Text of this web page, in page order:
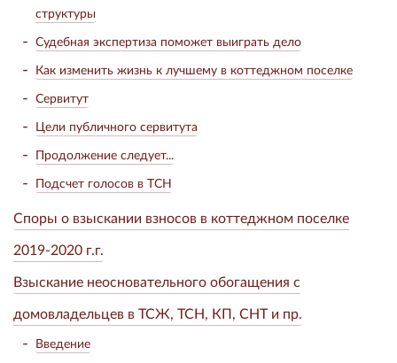
структуры
Судебная экспертиза поможет выиграть дело
Как изменить жизнь к лучшему в коттеджном поселке
Сервитут
Цели публичного сервитута
Продолжение следует...
Подсчет голосов в ТСН
Споры о взыскании взносов в коттеджном поселке
2019-2020 г.г.
Взыскание неосновательного обогащения с
домовладельцев в ТСЖ, ТСН, КП, СНТ и пр.
Введение